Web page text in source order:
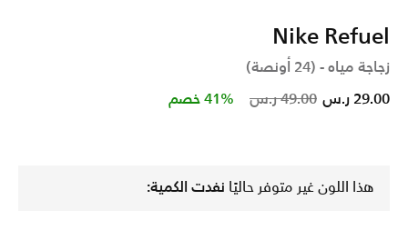
Nike Refuel
زجاجة مياه - (24 أونصة)
Price reduced from
49.00 ر.س to 29.00 ر.س 41% خصم
هذا اللون غير متوفر حاليًا نفدت الكمية: